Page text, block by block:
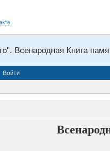
Всенародная Книга
Войти